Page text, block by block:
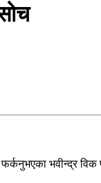
भवीन्द्र